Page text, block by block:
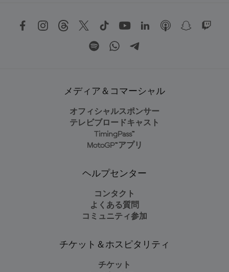
メディア＆コマーシャル
オフィシャルスポンサー
テレビブロードキャスト
TimingPass™
MotoGP™アプリ
ヘルプセンター
コンタクト
よくある質問
コミュニティ参加
チケット＆ホスピタリティ
チケット